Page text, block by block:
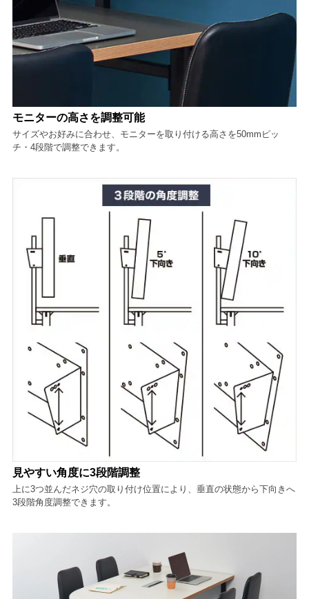
モニターの高さを調整可能
サイズやお好みに合わせ、モニターを取り付ける高さを50mmピッ
チ・4段階で調整できます。
見やすい角度に3段階調整
上に3つ並んだネジ穴の取り付け位置により、垂直の状態から下向きへ
3段階角度調整できます。